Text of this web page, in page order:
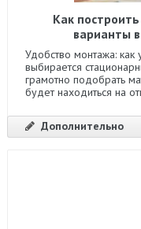
Как
варианты
Удобство монтажа: как
выбирается
грамотно подобрать
будет находиться на
Дополнительно